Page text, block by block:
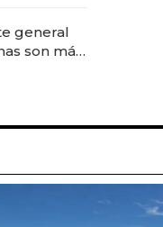
general
son más